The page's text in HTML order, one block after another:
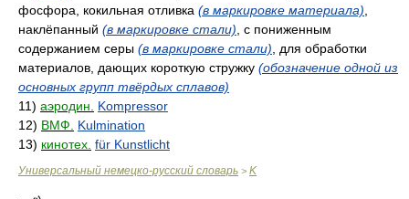
фосфора, кокильная отливка (в маркировке материала)
наклёпанный (в маркировке стали) , с пониженным
содержанием серы (в маркировке стали) , для обработки
материалов, дающих короткую стружку (обозначение одной из
основных групп твёрдых сплавов)
11) аэродин.
Kompressor
12) ВМФ.
Kulmination
13) кинотех. für Kunstlicht
Универсальный немецко-русский словарь > K